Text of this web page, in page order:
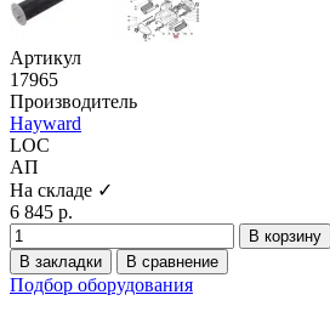
Артикул
17965
Производитель
Hayward
LOC
АП
На складе ✓
6 845 р.
В корзину
В закладки
В сравнение
Подбор оборудования